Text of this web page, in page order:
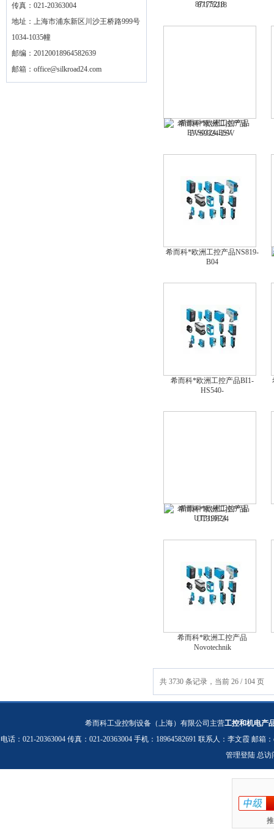
传真：021-20363004
地址：上海市浦东新区川沙王桥路999号
1034-1035幢
邮编：20120018964582639
邮箱： office@silkroad24.com
87175218
希而科*欧洲工控产品
EVS9324-ESV
希而科*欧洲工控产品NS819-
B04
希而科*欧洲工控产品BI1-
HS540-
希而科*欧洲工控产品
UT319F24
希而科*欧洲工控产品
Novotechnik
共 3730 条记录，当前 26 / 104 页
希而科工业控制设备（上海）有限公司主营工控和机电产
电话：021-20363004 传真：021-20363004 手机：18964582691 联系人：李文霞 邮箱：
管理登陆 总访